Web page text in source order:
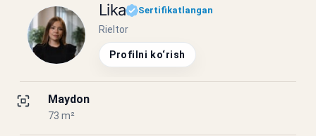
Lika Sertifikatlangan
Rieltor
Profilni ko‘rish
Maydon
73 m²